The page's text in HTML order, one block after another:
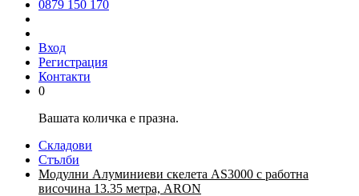
0879 150 170
Вход
Регистрация
Контакти
0
Вашата количка е празна.
Складови
Стълби
Модулни Алуминиеви скелета AS3000 с работна
височина 13.35 метра, ARON